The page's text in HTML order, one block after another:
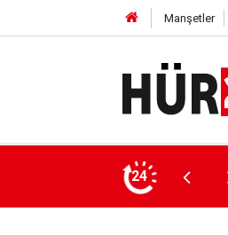
Manşetler
24